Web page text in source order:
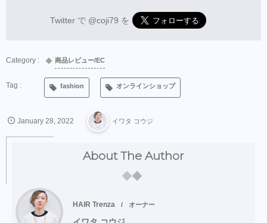
Twitter で @coji79 を
商品レビュー/EC
fashion オンラインショップ
January 28 2022 イワタ コウジ
About The Author
HAIR Trenza オーナー